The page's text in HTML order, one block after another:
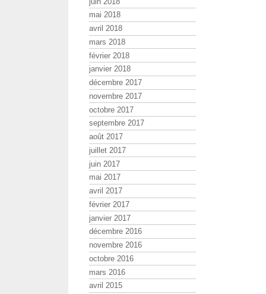
mai 2018
avril 2018
mars 2018
février 2018
janvier 2018
décembre 2017
novembre 2017
octobre 2017
septembre 2017
août 2017
juillet 2017
juin 2017
mai 2017
avril 2017
février 2017
janvier 2017
décembre 2016
novembre 2016
octobre 2016
mars 2016
avril 2015